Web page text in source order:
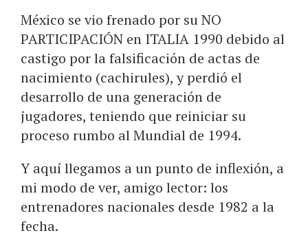
México se vio frenado por su NO
PARTICIPACIÓN en ITALIA 1990 debido al
castigo por la falsificación de actas de
nacimiento (cachirules), y perdió el
desarrollo de una generación de
jugadores, teniendo que reiniciar su
proceso rumbo al Mundial de 1994.
Y aquí llegamos a un punto de inflexión, a
mi modo de ver, amigo lector: los
entrenadores nacionales desde 1982 a la
fecha.